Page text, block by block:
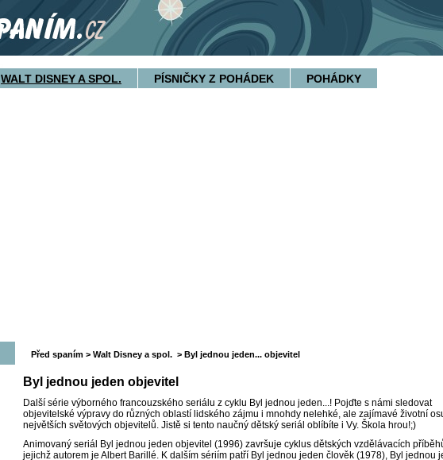
WALT DISNEY A SPOL. PÍSNIČKY Z POHÁDEK POHÁDKY
Před spaním > Walt Disney a spol. > Byl jednou jeden... objevitel
Byl jednou jeden objevitel
Další série výborného francouzského seriálu z cyklu Byl jednou jeden...! Pojďte s námi sledovat
objevitelské výpravy do různých oblastí lidského zájmu i mnohdy nelehké, ale zajímavé životní
největších světových objevitelů. Jistě si tento naučný dětský seriál oblíbíte i Vy. Škola hrou!;)
Animovaný seriál Byl jednou jeden objevitel (1996) završuje cyklus dětských vzdělávacích
jejichž autorem je Albert Barillé. K dalším sériím patří Byl jednou jeden člověk (1978), Byl jednou